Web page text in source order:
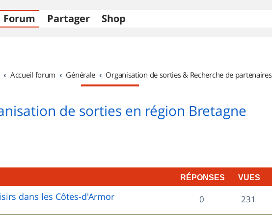
Forum Partager Shop
Accueil forum Générale Organisation de sorties & Recherche de partenaires
de sorties en région Bretagne
RÉPONSES VUES
dans les Côtes-d'Armor 0R
é
231
u